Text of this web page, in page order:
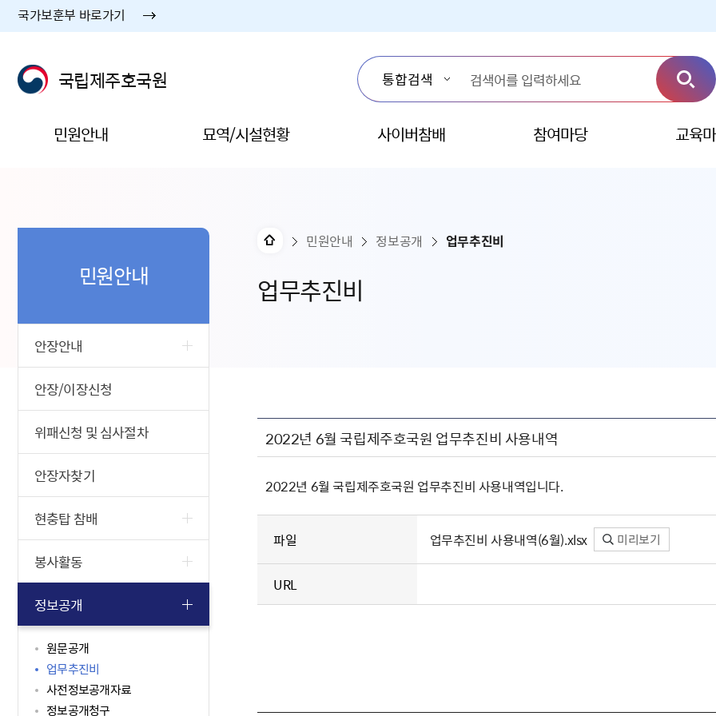
국가보훈부 바로가기
국립제주호국원
민원안내 묘역/시설현황 사이버참배 참여마당 교육
업무추진비
민원안내 정보공개 업무추진비
민원안내
안장안내
안장/이장신청
위패신청 및 심사절차
안장자찾기
현충탑 참배
봉사활동
정보공개
원문공개
업무추진비
사전정보공개자료
정보공개청구
2022년 6월 국립제주호국원 업무추진비 사용내역
2022년 6월 국립제주호국원 업무추진비 사용내역입니다.
파일 업무추진비 사용내역(6월).xlsx 미리보기
URL